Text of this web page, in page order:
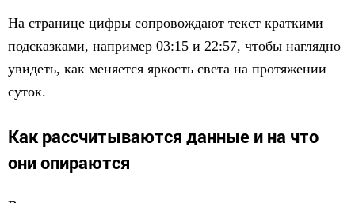
На странице цифры сопровождают текст краткими
подсказками, например 03:15 и 22:57, чтобы наглядно
увидеть, как меняется яркость света на протяжении
суток.
Как рассчитываются данные и на что
они опираются